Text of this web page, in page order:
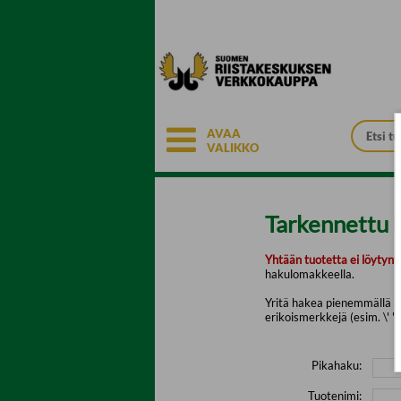
AVAA
VALIKKO
Tarkennettu
Yhtään tuotetta ei löytynyt.
hakulomakkeella.
Yritä hakea pienemmällä
erikoismerkkejä (esim. \' "
Pikahaku:
Tuotenimi: